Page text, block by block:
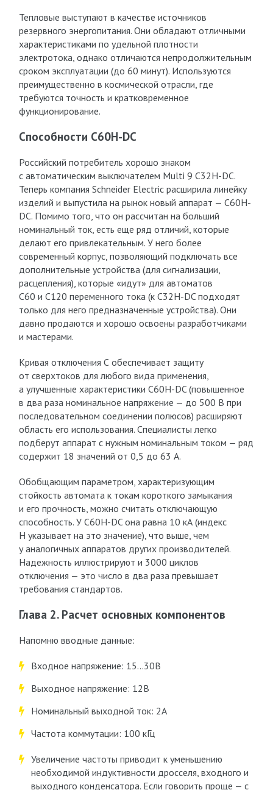
Тепловые выступают в качестве источников
резервного энергопитания. Они обладают отличными
характеристиками по удельной плотности
электротока, однако отличаются непродолжительным
сроком эксплуатации (до 60 минут). Используются
преимущественно в космической отрасли, где
требуются точность и кратковременное
функционирование.
Способности C60H-DC
Российский потребитель хорошо знаком
с автоматическим выключателем Multi 9 C32H-DC.
Теперь компания Schneider Electric расширила линейку
изделий и выпустила на рынок новый аппарат — C60H-
DC. Помимо того, что он рассчитан на больший
номинальный ток, есть еще ряд отличий, которые
делают его привлекательным. У него более
современный корпус, позволяющий подключать все
дополнительные устройства (для сигнализации,
расцепления), которые «идут» для автоматов
С60 и С120 переменного тока (к C32H-DC подходят
только для него предназначенные устройства). Они
давно продаются и хорошо освоены разработчиками
и мастерами.
Кривая отключения С обеспечивает защиту
от сверхтоков для любого вида применения,
а улучшенные характеристики C60H-DC (повышенное
в два раза номинальное напряжение — до 500 В при
последовательном соединении полюсов) расширяют
область его использования. Специалисты легко
подберут аппарат с нужным номинальным током — ряд
содержит 18 значений от 0,5 до 63 А.
Обобщающим параметром, характеризующим
стойкость автомата к токам короткого замыкания
и его прочность, можно считать отключающую
способность. У C60H-DC она равна 10 кА (индекс
Н указывает на это значение), что выше, чем
у аналогичных аппаратов других производителей.
Надежность иллюстрируют и 3000 циклов
отключения — это число в два раза превышает
требования стандартов.
Глава 2. Расчет основных компонентов
Напомню вводные данные:
Входное напряжение: 15…30В
Выходное напряжение: 12В
Номинальный выходной ток: 2А
Частота коммутации: 100 кГц
Увеличение частоты приводит к уменьшению
необходимой индуктивности дросселя, входного и
выходного конденсатора. Если говорить проще — с